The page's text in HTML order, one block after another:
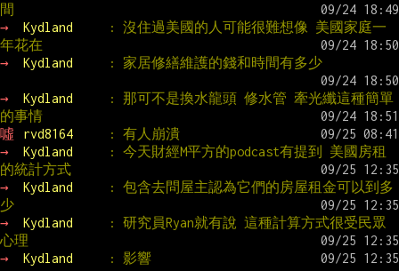
間
→
Kydland
: 沒住過美國的人可能很難想像 美國家庭一
年花在
→
Kydland : 家居修繕維護的錢和時間有多少
→ Kydland
: 那可不是換水龍頭 修水管 牽光纖這種簡單
的事情
噓
rvd8164
: 有人崩潰
→
Kydland
: 今天財經M平方的podcast有提到 美國房租
的統計方式
→
Kydland
: 包含去問屋主認為它們的房屋租金可以到多
少
→
Kydland
: 研究員Ryan就有說 這種計算方式很受民眾
心理
→
Kydland : 影響